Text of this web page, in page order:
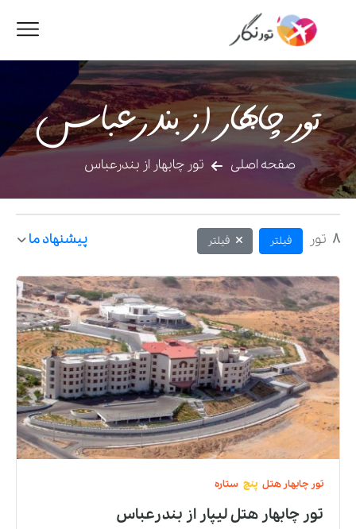
تور چابهار از بندرعباس
صفحه اصلی تور چابهار از بندرعباس
8 تور فیلتر فیلتر پیشنهاد ما
تور چابهار هتل پنج ستاره
تور چابهار هتل لیپار از بندرعباس